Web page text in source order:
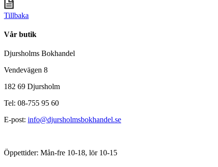
Tillbaka
Vår butik
Djursholms Bokhandel
Vendevägen 8
182 69 Djursholm
Tel: 08-755 95 60
E-post: info@djursholmsbokhandel.se
Öppettider: Mån-fre 10-18, lör 10-15